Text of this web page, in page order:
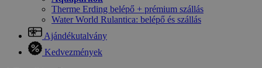
Therme Erding belépő + prémium szállás
Water World Rulantica: belépő és szállás
Ajándékutalvány
Kedvezmények